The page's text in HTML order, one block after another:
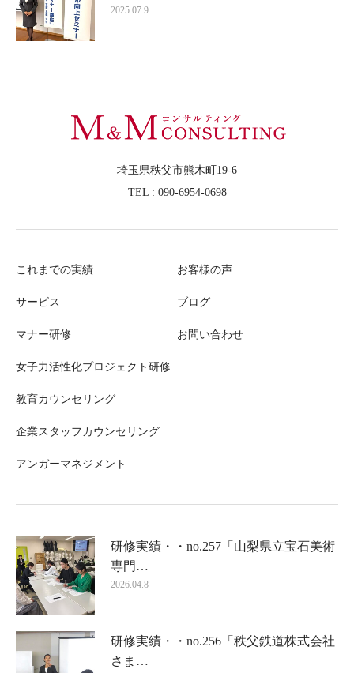
2025.07.9
埼玉県秩父市熊木町19-6
TEL : 090-6954-0698
これまでの実績
サービス
マナー研修
女子力活性化プロジェクト研修
教育カウンセリング
企業スタッフカウンセリング
アンガーマネジメント
お客様の声
ブログ
お問い合わせ
研修実績・・no.257「山梨県立宝石美術
専門…
2026.04.8
研修実績・・no.256「秩父鉄道株式会社
さま…